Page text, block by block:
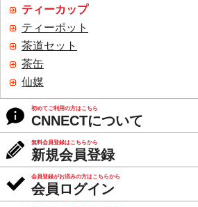
ティーカップ
ティーポット
茶道セット
茶缶
仙媒
初めてご利用の方はこちら
CNNECTについて
無料会員登録はこちらから
新規会員登録
会員登録がお済みの方はこちらから
会員ログイン